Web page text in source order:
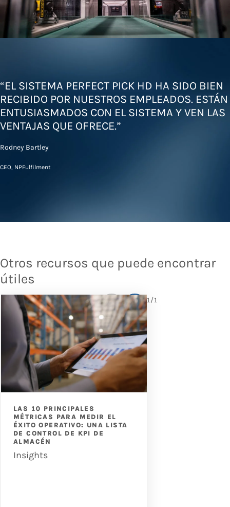
“EL SISTEMA PERFECT PICK HD HA SIDO BIEN
RECIBIDO POR NUESTROS EMPLEADOS. ESTÁN
ENTUSIASMADOS CON EL SISTEMA Y VEN LAS
VENTAJAS QUE OFRECE.”
Rodney Bartley
CEO, NPFulfilment
Otros recursos que puede encontrar
útiles
LAS 10 PRINCIPALES
MÉTRICAS PARA MEDIR EL
ÉXITO OPERATIVO: UNA LISTA
DE CONTROL DE KPI DE
ALMACÉN
Insights
1/1